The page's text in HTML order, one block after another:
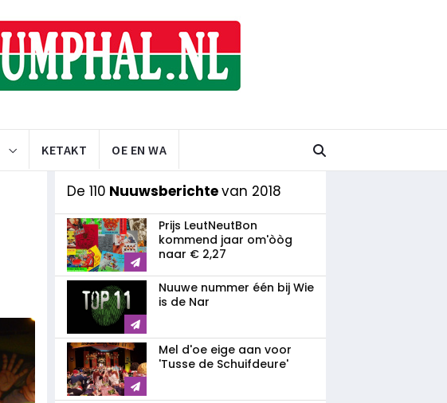
KETAKT OE EN WA
De 110 Nuuwsberichtevan 2018
Prijs LeutNeutBon
kommend jaar om'òòg
naar € 2,27
Nuuwe nummer één bij Wie
is de Nar
Mel d'oe eige aan voor
'Tusse de Schuifdeure'